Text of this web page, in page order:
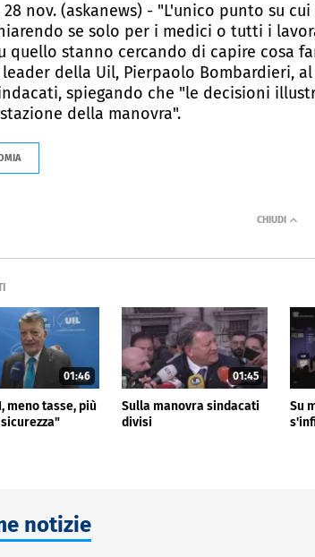
28 nov. (askanews) - "L'unico punto su
se solo per i medici o tutti i
quello stanno cercando di capire cosa
leader della Uil, Pierpaolo Bombardieri,
spiegando che "le decisioni
della manovra".
01:46
meno tasse, più
01:45
Sulla manovra sindacati
divisi
Su
notizie